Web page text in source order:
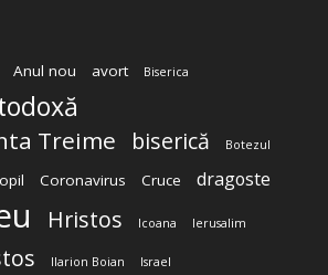
Anul nou avort Biserica
Treime biserică Botezul
Coronavirus Cruce dragoste
Hristos Icoana Ierusalim
Ilarion Boian Israel